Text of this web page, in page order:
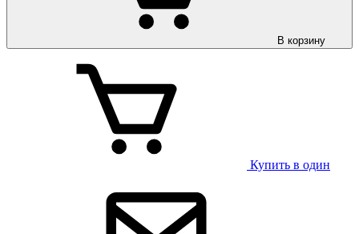
В корзину
Купить в один